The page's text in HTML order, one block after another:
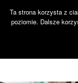
Witaj na
Ta strona korzysta z
poziomie. Dalsze